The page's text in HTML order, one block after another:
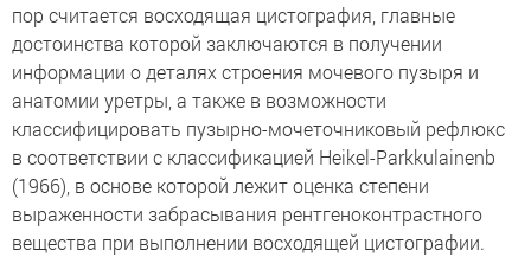
пор считается восходящая цистография, главные
достоинства которой заключаются в получении
информации о деталях строения мочевого пузыря и
анатомии уретры, а также в возможности
классифицировать пузырно-мочеточниковый рефлюкс
в соответствии с классификацией Heikel-Parkkulainenb
(1966), в основе которой лежит оценка степени
выраженности забрасывания рентгеноконтрастного
вещества при выполнении восходящей цистографии.